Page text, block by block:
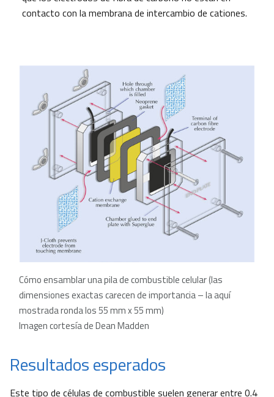
contacto con la membrana de intercambio de cationes.
Cómo ensamblar una pila de combustible celular (las
dimensiones exactas carecen de importancia – la aquí
mostrada ronda los 55 mm x 55 mm)
Imagen cortesía de Dean Madden
Resultados esperados
Este tipo de células de combustible suelen generar entre 0.4